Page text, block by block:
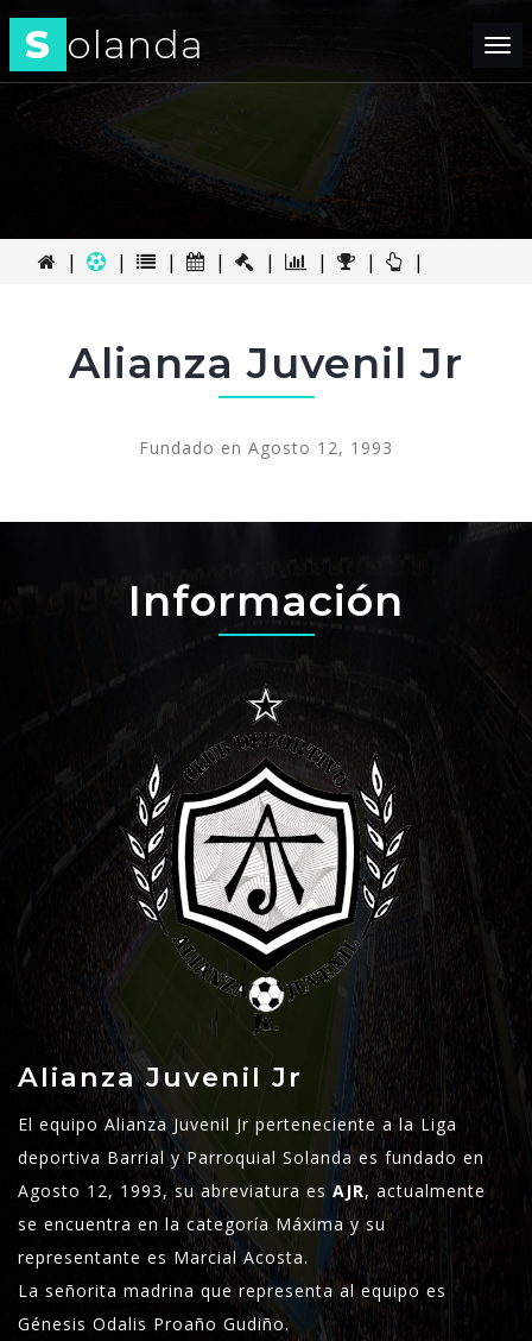
S olanda
| | | | | | | |
Alianza Juvenil Jr
Fundado en Agosto 12, 1993
Información
Alianza Juvenil Jr
El equipo Alianza Juvenil Jr perteneciente a la Liga
deportiva Barrial y Parroquial Solanda es fundado en
Agosto 12, 1993, su abreviatura esAJR, actualmente
se encuentra en la categoría Máxima y su
representante es Marcial Acosta.
La señorita madrina que representa al equipo es
Génesis Odalis Proaño Gudiño.